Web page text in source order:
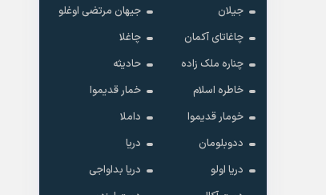
جیلان
جیهان مرتضی اوغلو
چاغاتای آکمان
چاغلا
چناره ملک زاده
حادیثه
خاطره اسلام
خمار قدیموا
خومار قدیموا
داملا
ددوبلومان
دریا
دریا اولو
دریا بداواجی